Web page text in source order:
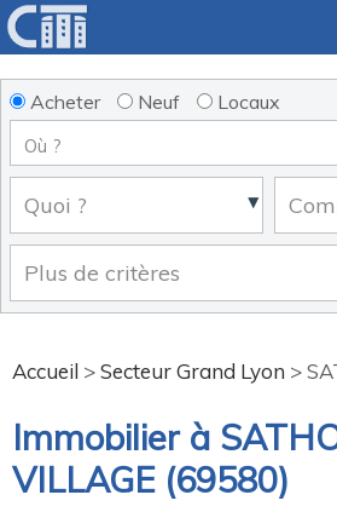
Acheter Neuf Locaux
Accueil >Secteur Grand Lyon >
Immobilier à
VILLAGE (69580)